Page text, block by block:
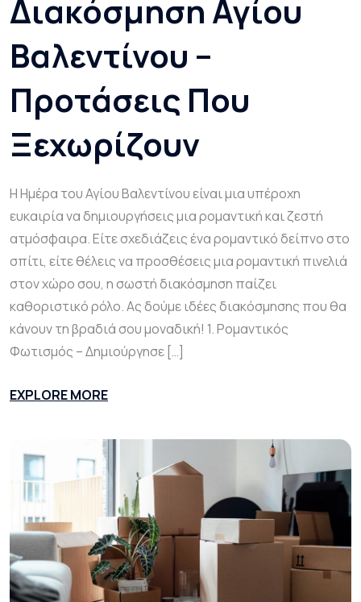
Διακόσμηση Αγίου
Βαλεντίνου –
Προτάσεις Που
Ξεχωρίζουν
Η Ημέρα του Αγίου Βαλεντίνου είναι μια υπέροχη
ευκαιρία να δημιουργήσεις μια ρομαντική και ζεστή
ατμόσφαιρα. Είτε σχεδιάζεις ένα ρομαντικό δείπνο στο
σπίτι, είτε θέλεις να προσθέσεις μια ρομαντική πινελιά
στον χώρο σου, η σωστή διακόσμηση παίζει
καθοριστικό ρόλο. Ας δούμε ιδέες διακόσμησης που θα
κάνουν τη βραδιά σου μοναδική! 1. Ρομαντικός
Φωτισμός – Δημιούργησε […]
EXPLORE MORE